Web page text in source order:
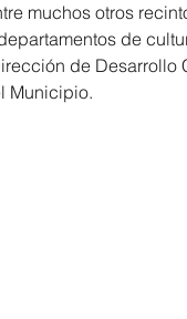
muchos otros
de
de Desarrollo
Municipio.